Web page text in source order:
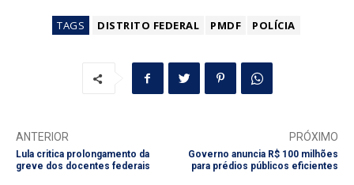
TAGS DISTRITO FEDERAL PMDF POLÍCIA
ANTERIOR
Lula critica prolongamento da
greve dos docentes federais
PRÓXIMO
Governo anuncia R$ 100 milhões
para prédios públicos eficientes